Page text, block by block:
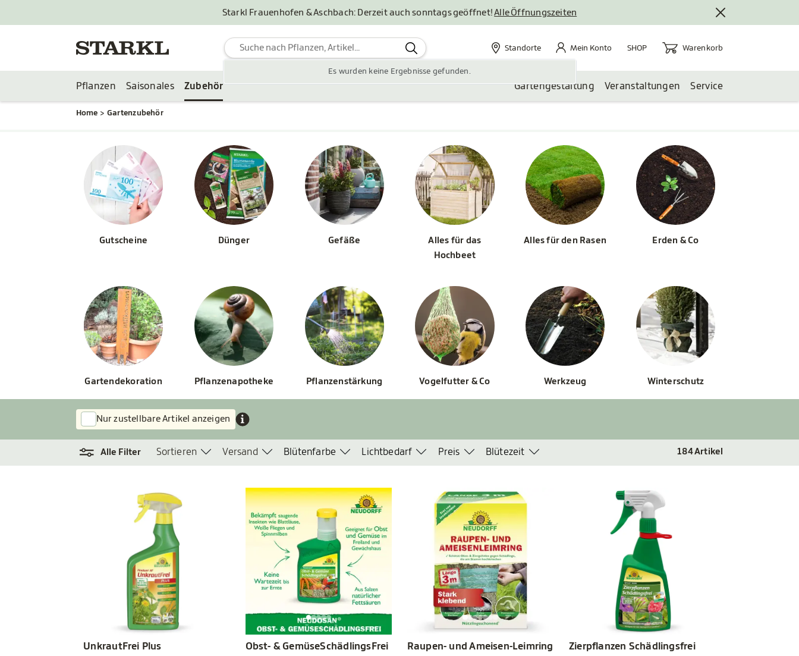
Starkl Frauenhofen & Aschbach: Derzeit auch sonntags geöffnet!Alle Öffnungszeiten
Es wurden keine Ergebnisse gefunden.
Standorte
Standorte Mein Konto
Mein Konto SHOP Warenkorb
Warenkorb
Pflanzen Saisonales Zubehör Gartengestaltung Veranstaltungen Service
Home Gartenzubehör
Gutscheine Dünger Gefäße
Alles für das
Hochbeet
Alles für den Rasen Erden & Co
Gartendekoration Pflanzenapotheke Pflanzenstärkung Vogelfutter & Co Werkzeug Winterschutz
Nur zustellbare Artikel anzeigen
Alle Filter Sortieren Versand Blütenfarbe Lichtbedarf Preis Blütezeit 184Artikel
UnkrautFrei Plus Obst- & GemüseSchädlingsFrei Raupen- und Ameisen-Leimring Zierpflanzen Schädlingsfrei